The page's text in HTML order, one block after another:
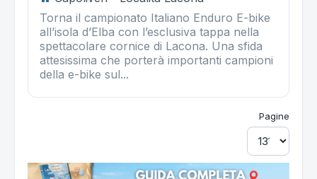
Torna il campionato Italiano Enduro E-bike
all’isola d’Elba con l’esclusiva tappa nella
spettacolare cornice di Lacona. Una sfida
attesissima che porterà importanti campioni
della e-bike sul...
Pagine